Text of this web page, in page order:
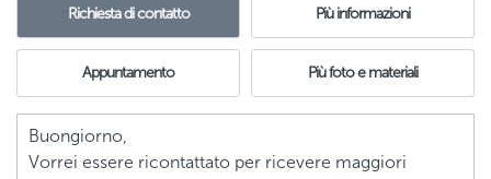
Richiesta di contatto Più informazioni
Appuntamento Più foto e materiali